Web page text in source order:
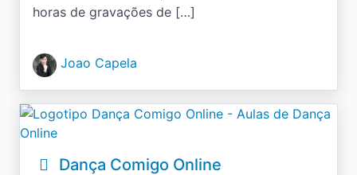
horas de gravações de […]
Joao Capela
Dança Comigo Online